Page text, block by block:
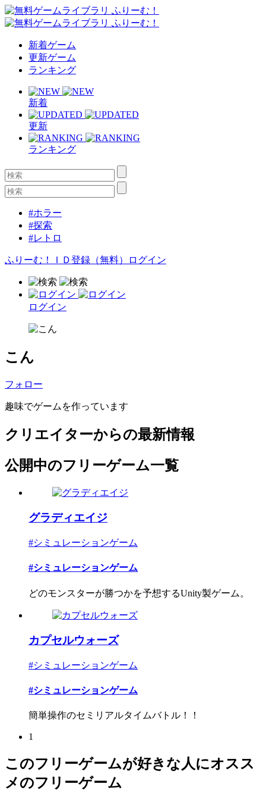
新着ゲーム
更新ゲーム
ランキング
新着
更新
ランキング
#ホラー
#探索
#レトロ
ふりーむ！ＩＤ登録（無料） ログイン
ログイン
こん
フォロー
趣味でゲームを作っています
クリエイターからの最新情報
公開中のフリーゲーム一覧
グラディエイジ
#シミュレーションゲーム
#シミュレーションゲーム
どのモンスターが勝つかを予想するUnity製ゲーム。
カプセルウォーズ
#シミュレーションゲーム
#シミュレーションゲーム
簡単操作のセミリアルタイムバトル！！
1
このフリーゲームが好きな人にオスス
メのフリーゲーム